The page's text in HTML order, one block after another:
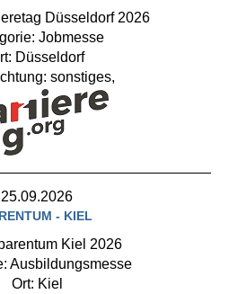
Düsseldorf 2026
Jobmesse
Düsseldorf
sonstiges,
25.09.2026
- KIEL
Kiel 2026
Ausbildungsmesse
Ort: Kiel